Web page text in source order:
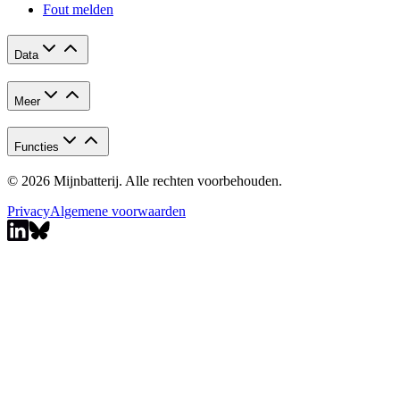
Fout melden
Data
Meer
Functies
© 2026 Mijnbatterij. Alle rechten voorbehouden.
PrivacyAlgemene voorwaarden